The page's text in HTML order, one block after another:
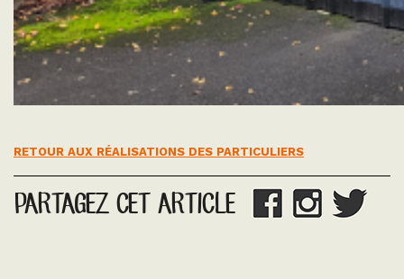
RETOUR AUX RÉALISATIONS DES PARTICULIERS
PARTAGEZ CET ARTICLE